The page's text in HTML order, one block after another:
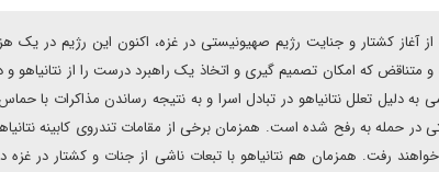
گذشت ۸ ماه از آغاز کشتار و جنایت رژیم صهیونیستی در غزه، اکنون این رژیم
متناقض که امکان تصمیم گیری و اتخاذ یک راهبرد درست را از نتانیاهو
به دلیل تعلل نتانیاهو در تبادل اسرا و به نتیجه رساندن مذاکرات
در حمله به رفح شده است. همزمان برخی از مقامات تندروی کابینه
خواهند رفت. همزمان هم نتانیاهو با تبعات ناشی از جنات و کشتار در